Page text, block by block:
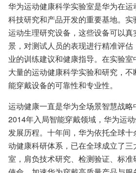
华为运动健康科学实验室是华为在
科技研究和产品开发的重要基地。
运动生理研究设备，这些设备可以
景，对测试人员的表现进行精准评
业的训练建议和健康指导。在实验
大量的运动健康科学实验和研究，
能穿戴设备的可靠性和专业性。
运动健康一直是华为全场景智慧战略
2014年入局智能穿戴领域，华为运
发展历程。十年间，华为依托全球
动健康科研体系，已在全球成立了
室，肩负技术研究、检测验证、标